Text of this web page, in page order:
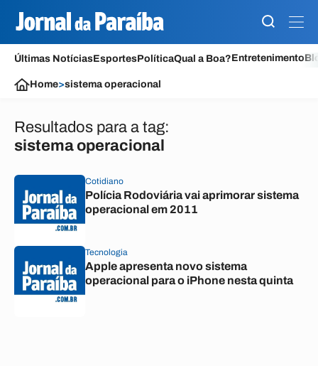
Últimas NotíciasEsportesPolíticaQual a Boa?Entretenimento
Home>sistema operacional
Resultados para a tag:
sistema operacional
Cotidiano
Polícia Rodoviária vai aprimorar sistema
operacional em 2011
Tecnologia
Apple apresenta novo sistema
operacional para o iPhone nesta quinta